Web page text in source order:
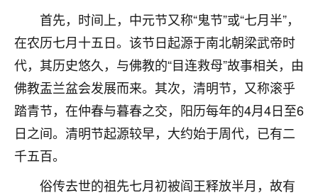
首先，时间上，中元节又称“鬼节”或“七月半”，
在农历七月十五日。该节日起源于南北朝梁武帝时
代，其历史悠久，与佛教的“目连救母”故事相关，由
佛教盂兰盆会发展而来。其次，清明节，又称滚乎
踏青节，在仲春与暮春之交，阳历每年的4月4日至6
日之间。清明节起源较早，大约始于周代，已有二
千五百。
俗传去世的祖先七月初被阎王释放半月，故有
之后，心情豁然开朗，也听老师建议，处理了一些因
果问题。今年以来，身体比以前好多，主要是心情好
了，老师说境随心转，现在深有体会了。
鹿森：是的，其实跟老师聊过之后，最大的感
触，首先就是心态会变好，万般皆是命，半点
不由人！
1天前 来自四川
金白水清